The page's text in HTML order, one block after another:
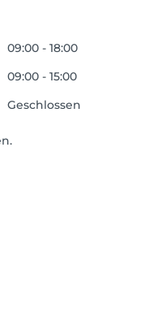
09:00 - 18:00
09:00 - 15:00
Geschlossen